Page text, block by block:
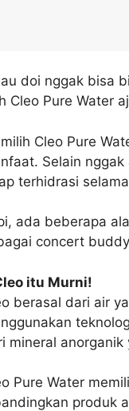
doi nggak bisa
Cleo Pure Water
Cleo Pure
Selain
terhidrasi
ada beberapa
concert
itu Murni!
berasal dari air
mineral
Pure Water
produk